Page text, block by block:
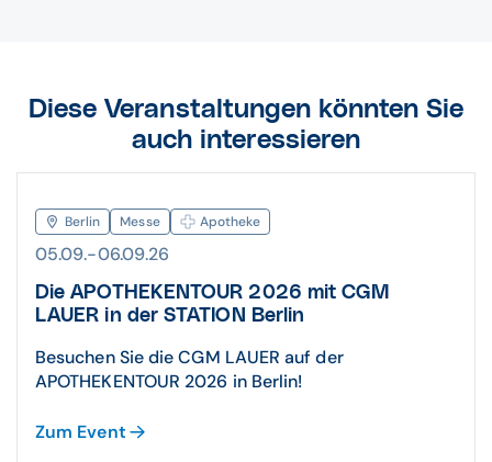
Diese Veranstaltungen könnten Sie
auch interessieren
Berlin Messe Apotheke
05.09.-06.09.26
Die APOTHEKENTOUR 2026 mit CGM
LAUER in der STATION Berlin
Besuchen Sie die CGM LAUER auf der
APOTHEKENTOUR 2026 in Berlin!
Zum Event